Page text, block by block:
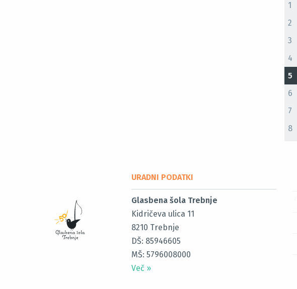
1
2
3
4
5
6
7
8
URADNI PODATKI
Glasbena šola Trebnje
Kidričeva ulica 11
8210 Trebnje
DŠ: 85946605
MŠ: 5796008000
Več »